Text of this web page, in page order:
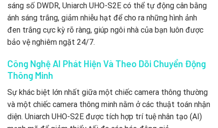
sáng số DWDR, Uniarch UHO-S2E có thể tự động cân bằng
ánh sáng trắng, giảm nhiễu hạt để cho ra những hình ảnh
đen trắng cực kỳ rõ ràng, giúp ngôi nhà của bạn luôn được
bảo vệ nghiêm ngặt 24/7.
Công Nghệ AI Phát Hiện Và Theo Dõi Chuyển Động
Thông Minh
Sự khác biệt lớn nhất giữa một chiếc camera thông thường
và một chiếc camera thông minh nằm ở các thuật toán nhận
diện. Uniarch UHO-S2E được tích hợp trí tuệ nhân tạo (AI)